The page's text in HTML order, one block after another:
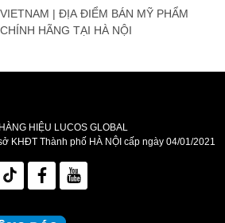
| ĐỊA ĐIỂM BÁN MỸ PHẨM
HÃNG TẠI HÀ NỘI
HIỆU LUCOS GLOBAL
KHĐT Thành phố HÀ NỘI cấp ngày 04/01/2021